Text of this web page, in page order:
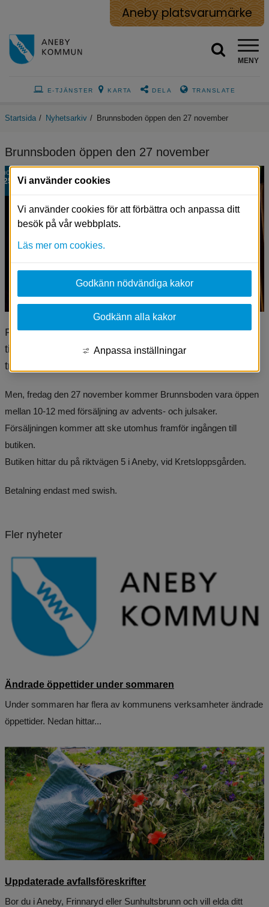
Aneby platsvarumärke
MENY
E-TJÄNSTER KARTA DELA TRANSLATE
Startsida / Nyhetsarkiv / Brunnsboden öppen den 27 november
Brunnsboden öppen den 27 november
nov
25
På grund av restriktioner har Brunnsboden stängt
tillsvidare och kommer åter öppna igen när det känns
tryggt och säkert.
Men, fredag den 27 november kommer Brunnsboden vara öppen
mellan 10-12 med försäljning av advents- och julsaker.
Försäljningen kommer att ske utomhus framför ingången till
butiken.
Butiken hittar du på riktvägen 5 i Aneby, vid Kretsloppsgården.
Betalning endast med swish.
Fler nyheter
Ändrade öppettider under sommaren
Under sommaren har flera av kommunens verksamheter ändrade
öppettider. Nedan hittar...
Uppdaterade avfallsföreskrifter
Bor du i Aneby, Frinnaryd eller Sunhultsbrunn och vill elda ditt
Vi använder cookies
Vi använder cookies för att förbättra och anpassa ditt
besök på vår webbplats.
Läs mer om cookies.
Godkänn nödvändiga kakor
Godkänn alla kakor
Anpassa inställningar